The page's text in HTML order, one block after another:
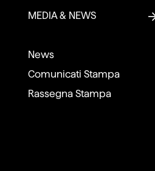
MEDIA & NEWS
News
Comunicati Stampa
Rassegna Stampa